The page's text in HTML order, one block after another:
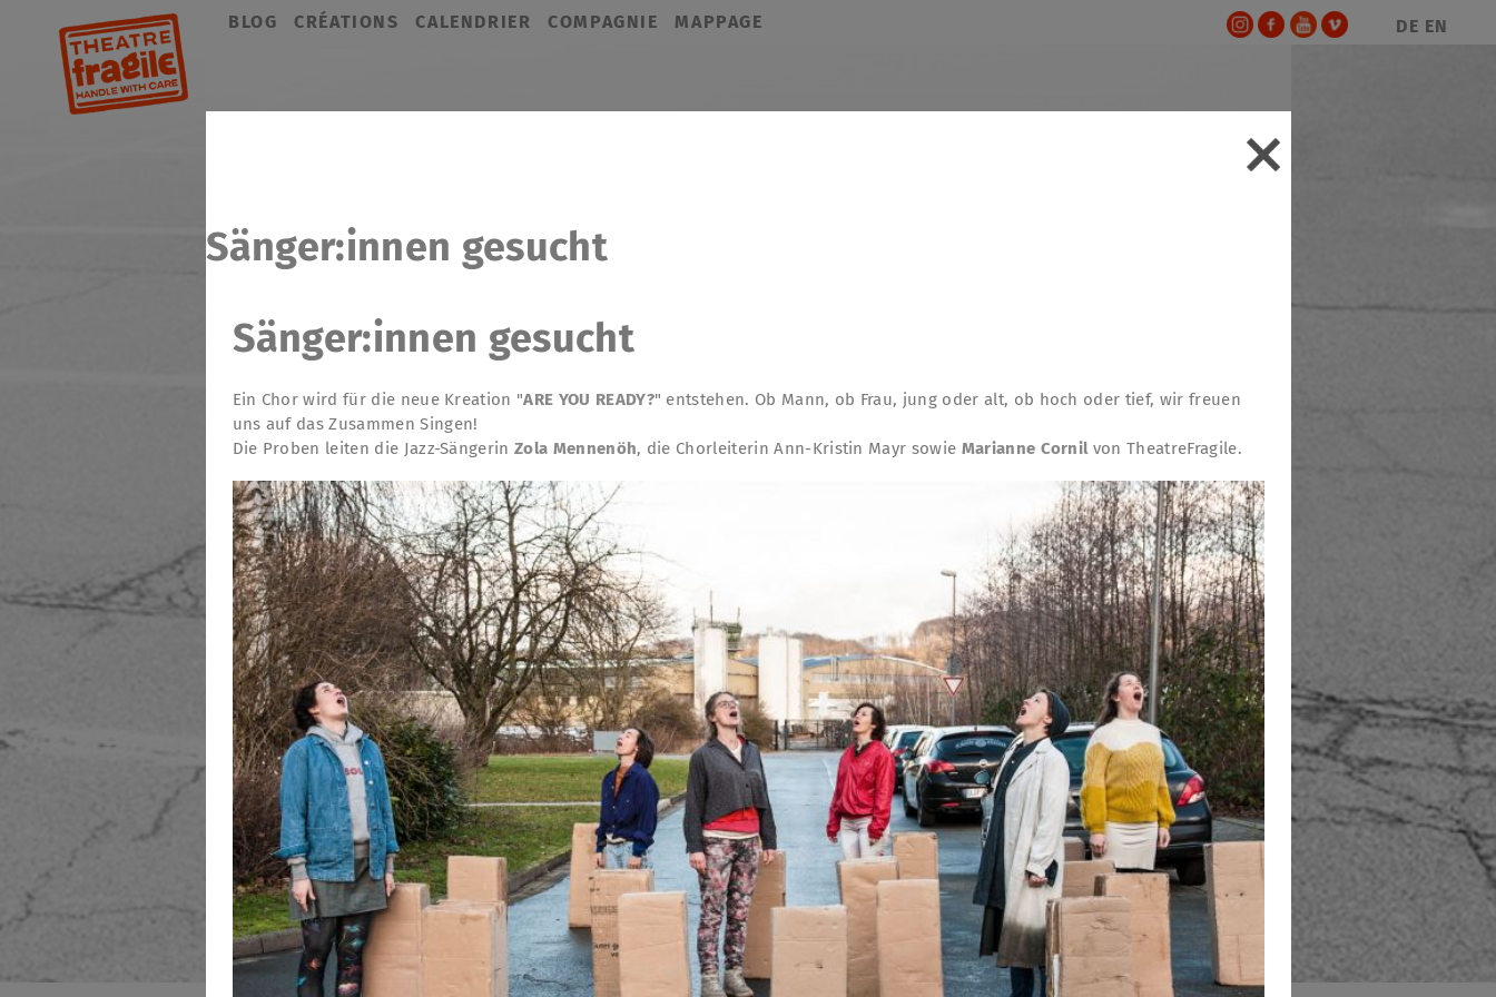
au
BLOG CRÉATIONS CALENDRIER COMPAGNIE MAPPAGE DE EN
Sänger:innen gesucht
Sänger:innen gesucht
Ein Chor wird für die neue Kreation "ARE YOU READY?" entstehen. Ob Mann, ob Frau, jung oder alt, ob hoch oder tief, wir freuen
uns auf das Zusammen Singen!
Die Proben leiten die Jazz-SängerinZola Mennenöh, die Chorleiterin Ann-Kristin Mayr sowie Marianne Cornilvon TheatreFragile.